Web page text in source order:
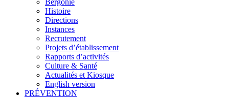
Bergonié
Histoire
Directions
Instances
Recrutement
Projets d’établissement
Rapports d’activités
Culture & Santé
Actualités et Kiosque
English version
PRÉVENTION